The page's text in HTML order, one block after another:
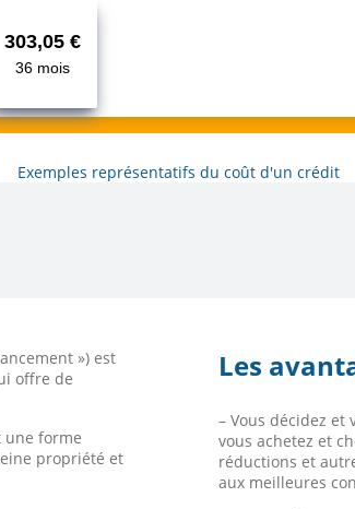
303,05 €
36 mois
Exemples représentatifs du coût d'un crédit
») est
offre de
une forme
propriété et
Les
– Vous décidez et
vous achetez et
réductions et
aux meilleures